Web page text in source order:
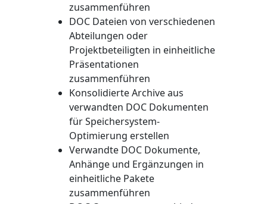
zusammenführen
DOC Dateien von verschiedenen
Abteilungen oder
Projektbeteiligten in einheitliche
Präsentationen
zusammenführen
Konsolidierte Archive aus
verwandten DOC Dokumenten
für Speichersystem-
Optimierung erstellen
Verwandte DOC Dokumente,
Anhänge und Ergänzungen in
einheitliche Pakete
zusammenführen